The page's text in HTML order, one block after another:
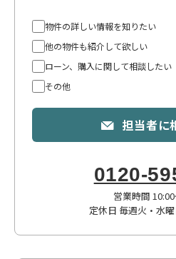
物件の詳しい情報を知りたい
他の物件も紹介して欲しい
ローン、購入に関して相談したい
その他
担当者に
0120-
営業時間
定休日 毎週火・水